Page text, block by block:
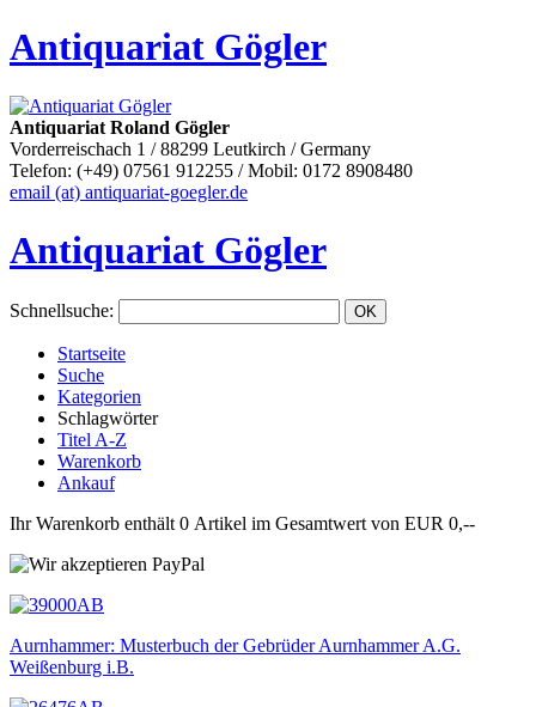
Antiquariat Gögler
Antiquariat Roland Gögler
Vorderreischach 1 / 88299 Leutkirch / Germany
Telefon: (+49) 07561 912255 / Mobil: 0172 8908480
email (at) antiquariat-goegler.de
Antiquariat Gögler
Schnellsuche:
Startseite
Suche
Kategorien
Schlagwörter
Titel A-Z
Warenkorb
Ankauf
Ihr Warenkorb enthält 0 Artikel im Gesamtwert von EUR 0,--
Aurnhammer: Musterbuch der Gebrüder Aurnhammer A.G.
Weißenburg i.B.